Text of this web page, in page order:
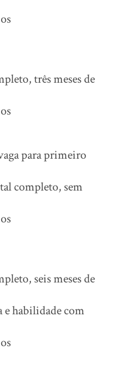
três meses de
para primeiro
completo, sem
seis meses de
habilidade com